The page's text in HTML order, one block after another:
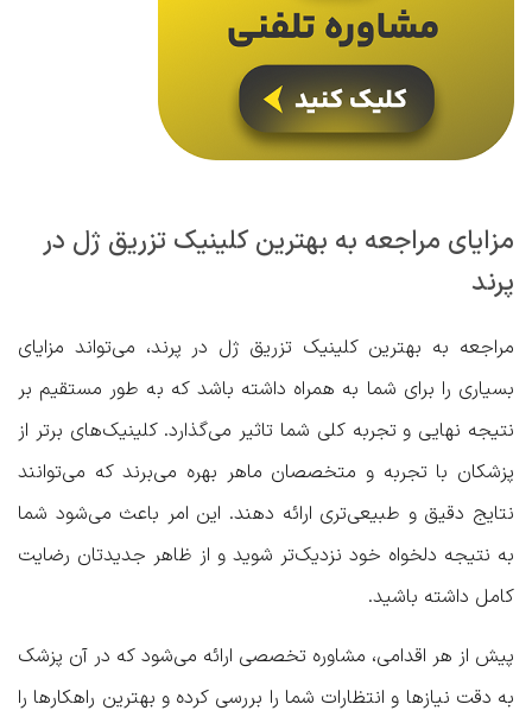
مزایای مراجعه به بهترین کلینیک تزریق ژل در
پرند
مراجعه به بهترین کلینیک تزریق ژل در پرند، می‌تواند مزایای
بسیاری را برای شما به همراه داشته باشد که به طور مستقیم بر
نتیجه نهایی و تجربه کلی شما تاثیر می‌گذارد. کلینیک‌های برتر از
پزشکان با تجربه و متخصصان ماهر بهره می‌برند که می‌توانند
نتایج دقیق و طبیعی‌تری ارائه دهند. این امر باعث می‌شود شما
به نتیجه دلخواه خود نزدیک‌تر شوید و از ظاهر جدیدتان رضایت
کامل داشته باشید.
پیش از هر اقدامی، مشاوره تخصصی ارائه می‌شود که در آن پزشک
به دقت نیازها و انتظارات شما را بررسی کرده و بهترین راهکارها را